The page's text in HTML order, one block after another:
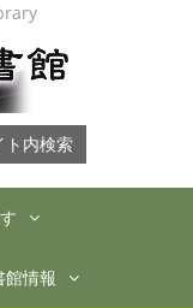
館情報